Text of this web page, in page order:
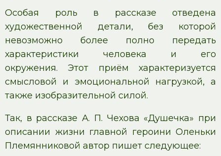
Особая роль в рассказе отведена
художественной детали, без которой
невозможно более полно передать
характеристики человека и его
окружения. Этот приём характеризуется
смысловой и эмоциональной нагрузкой, а
также изобразительной силой.
Так, в рассказе А. П. Чехова «Душечка» при
описании жизни главной героини Оленьки
Племянниковой автор пишет следующее: